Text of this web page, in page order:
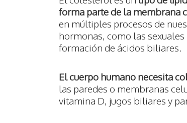
forma parte de la membrana
en múltiples procesos de
hormonas, como las
formación de ácidos biliares.
El cuerpo humano necesita
las paredes o membranas
vitamina D, jugos biliares y